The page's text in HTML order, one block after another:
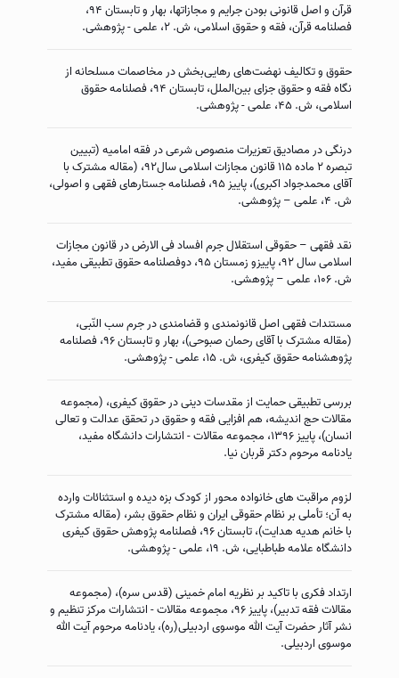
قرآن و اصل قانونی بودن جرایم و مجازاتها، بهار و تابستان ۹۴،
فصلنامه قرآن، فقه و حقوق اسلامی، ش. ۲، علمی - پژوهشی.
حقوق و تکالیف نهضت‌های رهایی‌‌‌بخش در مخاصمات مسلحانه از
نگاه فقه و حقوق جزای بین‌الملل، تابستان ۹۴، فصلنامه حقوق
اسلامی، ش. ۴۵، علمی - پژوهشی.
درنگی در مصادیق تعزیرات منصوص شرعی در فقه امامیه (تبیین
تبصره ۲ ماده ۱۱۵ قانون مجازات اسلامی سال۹۲، (مقاله مشترک با
آقای محمدجواد اکبری)، پاییز ۹۵، فصلنامه جستارهای فقهی و اصولی،
ش. ۴، علمی – پژوهشی.
نقد فقهی – حقوقی استقلال جرم افساد فی الارض در قانون مجازات
اسلامی سال ۹۲، پاییزو زمستان ۹۵، دوفصلنامه حقوق تطبیقی مفید،
ش. ۱۰۶، علمی – پژوهشی.
مستندات فقهی اصل قانونمندی و قضامندی در جرم سب النّبی،
(مقاله مشترک با آقای رحمان صبوحی)، بهار و تابستان ۹۶، فصلنامه
پژوهشنامه حقوق کیفری، ش. ۱۵، علمی - پژوهشی.
بررسی تطبیقی حمایت از مقدسات دینی در حقوق کیفری، (مجموعه
مقالات حج اندیشه، هم افزایی فقه و حقوق در تحقق عدالت و تعالی
انسان)، پاییز ۱۳۹۶، مجموعه مقالات - انتشارات دانشگاه مفید،
یادنامه مرحوم دکتر قربان نیا.
لزوم مراقبت های خانواده محور از کودک بزه دیده و استثنائات وارده
به آن؛ تأملی بر نظام حقوقی ایران و نظام حقوق بشر، (مقاله مشترک
با خانم هدیه هدایت)، تابستان ۹۶، فصلنامه پژوهش حقوق کیفری
دانشگاه علامه طباطبایی، ش. ۱۹، علمی - پژوهشی.
ارتداد فکری با تاکید بر نظریه امام خمینی (قدس سره)، (مجموعه
مقالات فقه تدبیر)، پاییز ۹۶، مجموعه مقالات - انتشارات مرکز تنظیم و
نشر آثار حضرت آیت الله موسوی اردبیلی(ره)، یادنامه مرحوم آیت الله
موسوی اردبیلی.